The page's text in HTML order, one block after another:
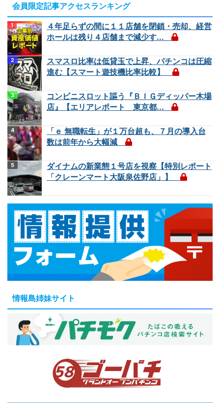
会員限定記事アクセスランキング
４年足らずの間に１１店舗を閉鎖・売却、経営
ホールは残り４店舗まで減少す...
スマスロ比率は低貸玉で上昇、パチンコは圧縮
進む【スマート遊技機比率比較】
コンビニスロット謳う『ＢＩＧディッパー木場
店』【エリアレポート 東京都...
「ｅ 無職転生」が１万台超も、７月の導入台
数は前年から大幅減
ダイナムの新業態１号店を視察【特別レポート
「クレーンマート大阪泉佐野店」】
情報島姉妹サイト